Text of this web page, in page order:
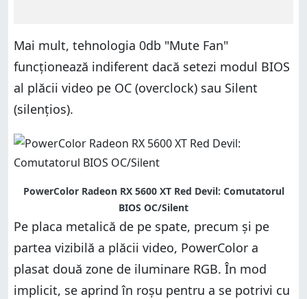
Mai mult, tehnologia 0db "Mute Fan"
funcționează indiferent dacă setezi modul BIOS
al plăcii video pe OC (overclock) sau Silent
(silențios).
PowerColor Radeon RX 5600 XT Red Devil: Comutatorul
BIOS OC/Silent
Pe placa metalică de pe spate, precum și pe
partea vizibilă a plăcii video, PowerColor a
plasat două zone de iluminare RGB. În mod
implicit, se aprind în roșu pentru a se potrivi cu